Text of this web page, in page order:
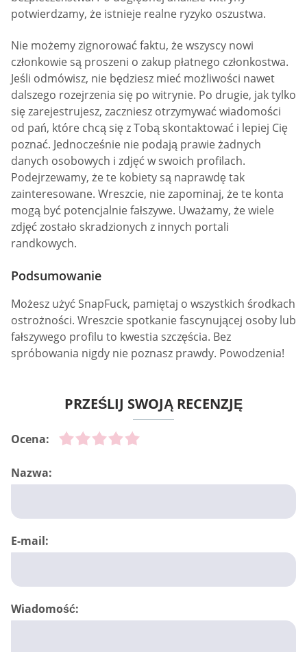
potwierdzamy, że istnieje realne ryzyko oszustwa.
Nie możemy zignorować faktu, że wszyscy nowi
członkowie są proszeni o zakup płatnego członkostwa.
Jeśli odmówisz, nie będziesz mieć możliwości nawet
dalszego rozejrzenia się po witrynie. Po drugie, jak tylko
się zarejestrujesz, zaczniesz otrzymywać wiadomości
od pań, które chcą się z Tobą skontaktować i lepiej Cię
poznać. Jednocześnie nie podają prawie żadnych
danych osobowych i zdjęć w swoich profilach.
Podejrzewamy, że te kobiety są naprawdę tak
zainteresowane. Wreszcie, nie zapominaj, że te konta
mogą być potencjalnie fałszywe. Uważamy, że wiele
zdjęć zostało skradzionych z innych portali
randkowych.
Podsumowanie
Możesz użyć SnapFuck, pamiętaj o wszystkich środkach
ostrożności. Wreszcie spotkanie fascynującej osoby lub
fałszywego profilu to kwestia szczęścia. Bez
spróbowania nigdy nie poznasz prawdy. Powodzenia!
PRZEŚLIJ SWOJĄ RECENZJĘ
Ocena:
Nazwa:
E-mail:
Wiadomość: